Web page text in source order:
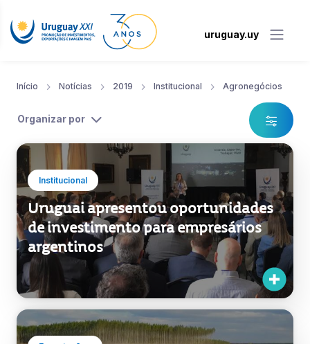
uruguay.uy
Início Notícias 2019 Institucional Agronegócios
Organizar por
Institucional
Uruguai apresentou oportunidades
de investimento para empresários
argentinos